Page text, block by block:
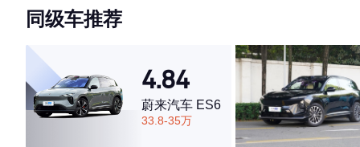
·外观表现较为优秀，优于94%同级车
·空间表现较为优秀，优于80%同级车
同级车推荐
4.84
蔚来汽车 ES6
33.8-35万